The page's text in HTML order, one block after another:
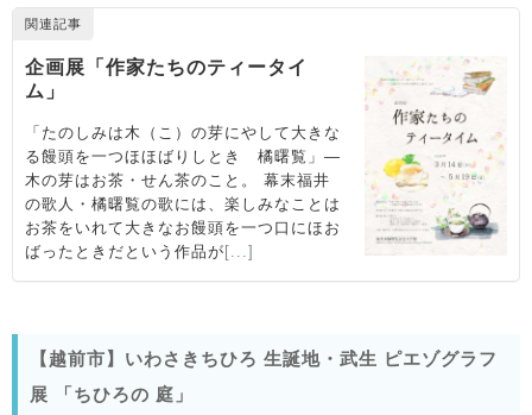
【越前市】いわさきちひろ 生誕地・武生 ピエゾグラフ
展 「ちひろの 庭」